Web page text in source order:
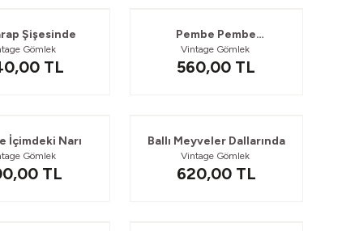
Şişesinde
Gömlek
TL
Pembe Pembe
Azarlanırım
Vintage Gömlek
560,00 TL
İçimdeki Narı
Gömlek
TL
Ballı Meyveler Dallarında
Vintage Gömlek
620,00TL